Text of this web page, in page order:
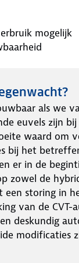
mogelijk
als we
euvels zijn
waard om
bij het
er in de
zowel de
storing in
van de CVT-
deskundig
modificaties